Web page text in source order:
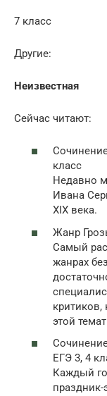
7 класс
Другие:
Неизвестная
Сейчас читают:
класс
Недавно
Ивана
XIX века.
Жанр
Самый
жанрах
этой
ЕГЭ 3, 4
Каждый